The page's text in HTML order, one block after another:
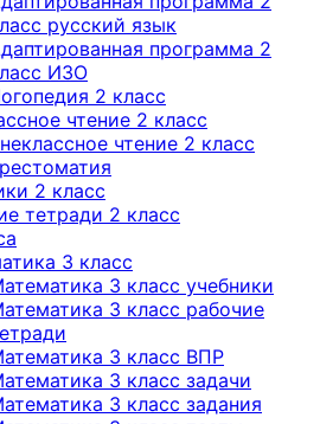
русский язык
программа 2
ИЗО
2 класс
чтение 2 класс
чтение 2 класс
2 класс
тетради 2 класс
3 класс
3 класс учебники
3 класс рабочие
3 класс ВПР
3 класс задачи
3 класс задания